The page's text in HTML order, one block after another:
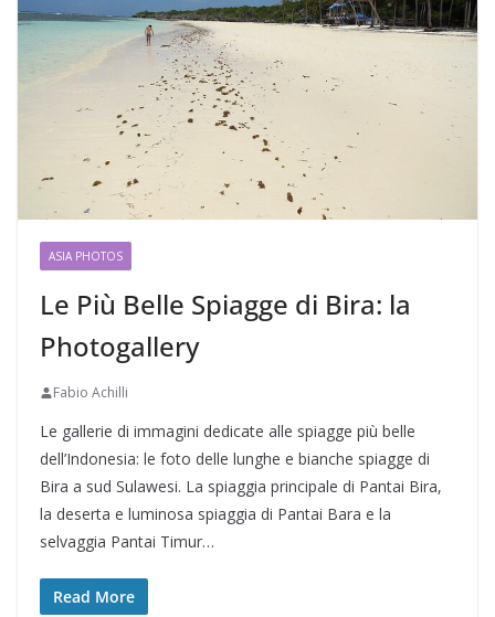
ASIA PHOTOS
Le Più Belle Spiagge di Bira: la
Photogallery
Fabio Achilli
Le gallerie di immagini dedicate alle spiagge più belle
dell’Indonesia: le foto delle lunghe e bianche spiagge di
Bira a sud Sulawesi. La spiaggia principale di Pantai Bira,
la deserta e luminosa spiaggia di Pantai Bara e la
selvaggia Pantai Timur…
Read More